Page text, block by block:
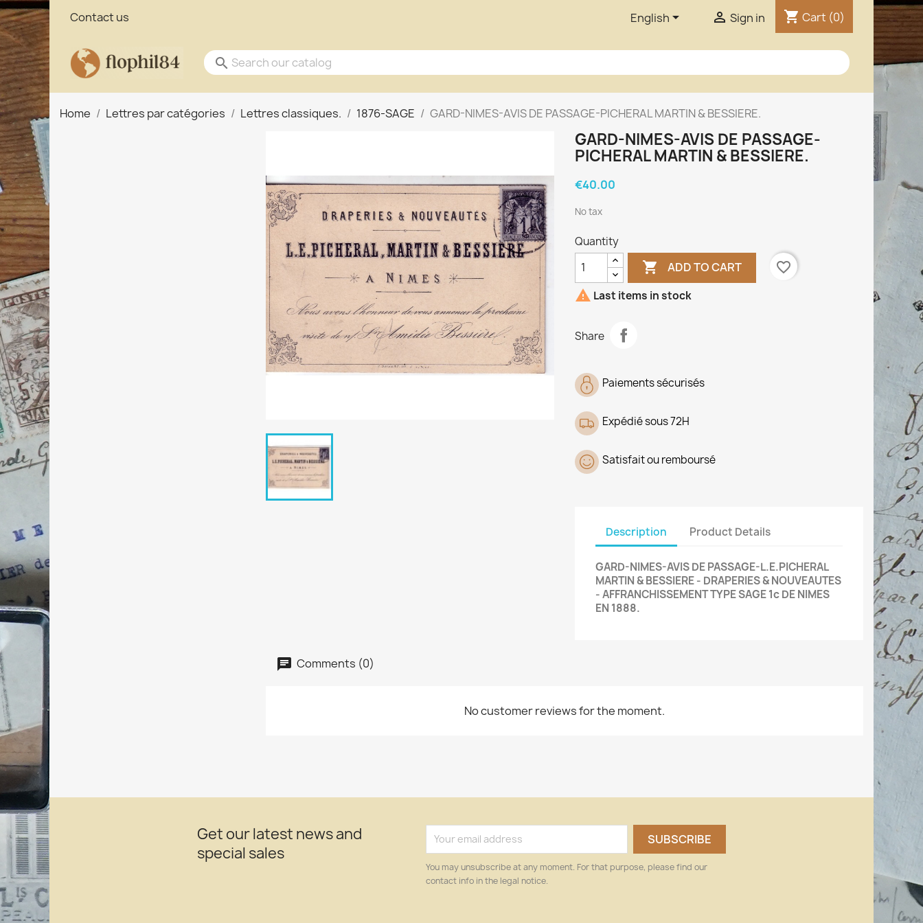
Contact us English  Sign in shopping_cart Cart (0)
search
Home Lettres par catégories Lettres classiques. 1876-SAGE GARD-NIMES-AVIS DE PASSAGE-PICHERAL MARTIN & BESSIERE.
GARD-NIMES-AVIS DE PASSAGE-
PICHERAL MARTIN & BESSIERE.
€40.00
No tax
Quantity
 ADD TO CART
favorite_border
 Last items in stock
Share
Paiements sécurisés
Expédié sous 72H
Satisfait ou remboursé
Description Product Details
GARD-NIMES-AVIS DE PASSAGE-L.E.PICHERAL
MARTIN & BESSIERE - DRAPERIES & NOUVEAUTES
- AFFRANCHISSEMENT TYPE SAGE 1c DE NIMES
EN 1888.
Comments (0)
No customer reviews for the moment.
Get our latest news and
special sales
You may unsubscribe at any moment. For that purpose, please find our
contact info in the legal notice.